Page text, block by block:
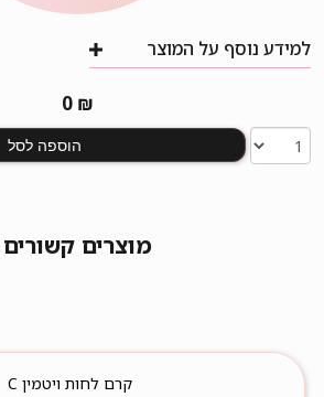
למידע נוסף על המוצר
0 ₪
הוספה לסל
מוצרים קשורים
קרם לחות ויטמין C